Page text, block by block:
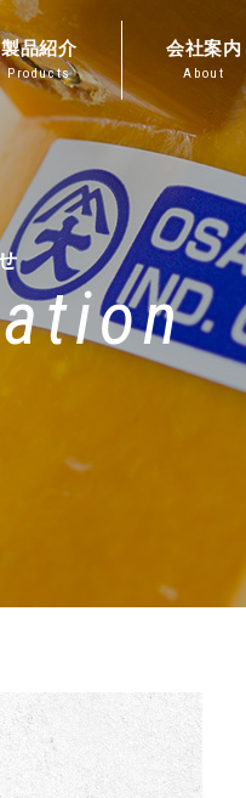
製品紹介
Products
会社案内
About